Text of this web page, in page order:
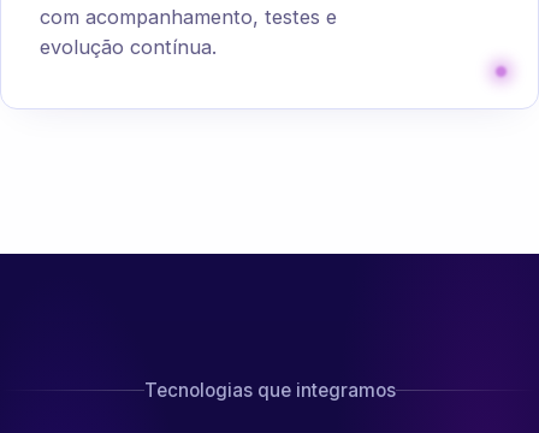
com acompanhamento, testes e
evolução contínua.
Tecnologias que integramos